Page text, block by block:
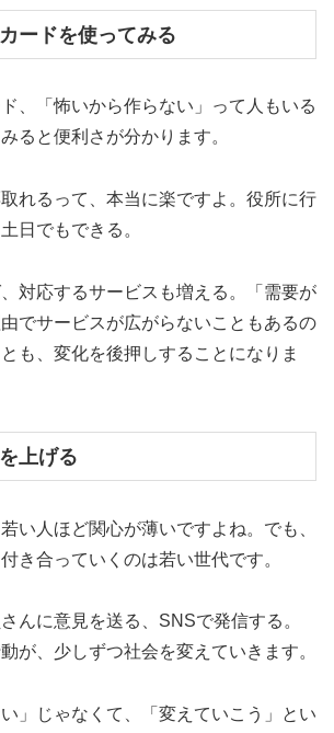
ードを使ってみる
、「怖いから作らない」って人もいる
ると便利さが分かります。
れるって、本当に楽ですよ。役所に行
日でもできる。
対応するサービスも増える。「需要が
でサービスが広がらないこともあるの
も、変化を後押しすることになりま
上げる
い人ほど関心が薄いですよね。でも、
き合っていくのは若い世代です。
んに意見を送る、SNSで発信する。
が、少しずつ社会を変えていきます。
い」じゃなくて、「変えていこう」とい